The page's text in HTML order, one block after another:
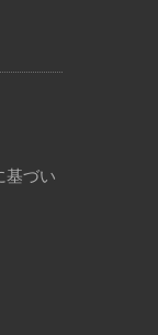
基づい